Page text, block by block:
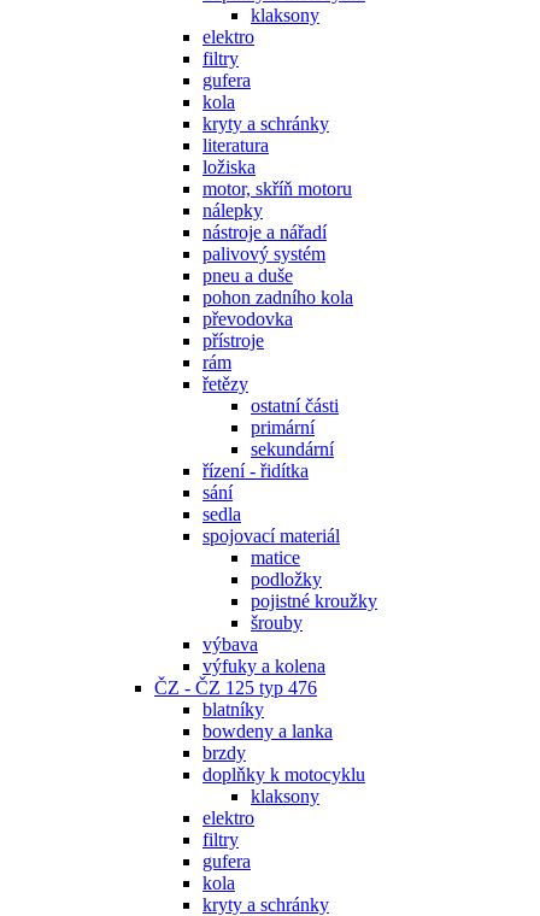
klaksony
elektro
filtry
gufera
kola
kryty a schránky
literatura
ložiska
motor, skříň motoru
nálepky
nástroje a nářadí
palivový systém
pneu a duše
pohon zadního kola
převodovka
přístroje
rám
řetězy
ostatní části
primární
sekundární
řízení - řidítka
sání
sedla
spojovací materiál
matice
podložky
pojistné kroužky
šrouby
výbava
výfuky a kolena
ČZ - ČZ 125 typ 476
blatníky
bowdeny a lanka
brzdy
doplňky k motocyklu
klaksony
elektro
filtry
gufera
kola
kryty a schránky